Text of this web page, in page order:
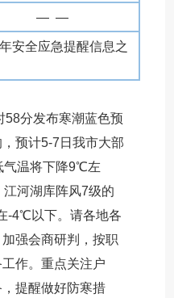
— —
安全应急提醒信息之
分发布寒潮蓝色预
预计5-7日我市大部
气温将下降9℃左
河湖库阵风7级的
-4℃以下。请各地各
强会商研判，按职
作。重点关注户
提醒做好防寒措